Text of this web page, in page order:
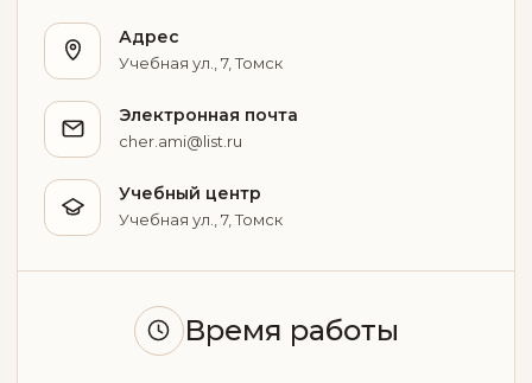
Адрес
Учебная ул., 7, Томск
Электронная почта
cher.ami@list.ru
Учебный центр
Учебная ул., 7, Томск
Время работы